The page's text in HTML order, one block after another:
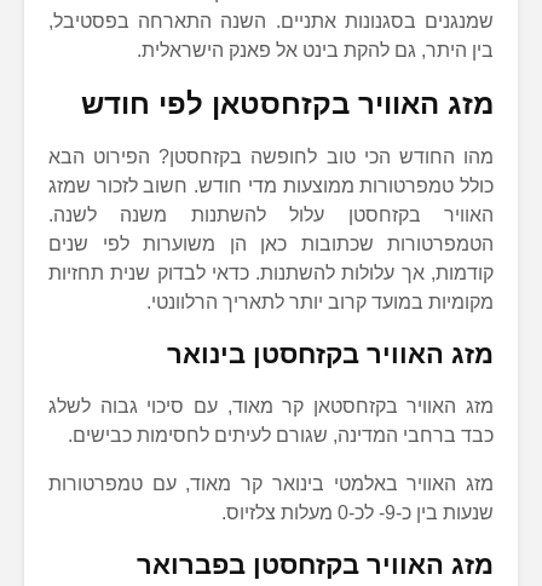
שמנגנים בסגנונות אתניים. השנה התארחה בפסטיבל,
בין היתר, גם להקת בינט אל פאנק הישראלית.
מזג האוויר בקזחסטאן לפי חודש
מהו החודש הכי טוב לחופשה בקזחסטן? הפירוט הבא
כולל טמפרטורות ממוצעות מדי חודש. חשוב לזכור שמזג
האוויר בקזחסטן עלול להשתנות משנה לשנה.
הטמפרטורות שכתובות כאן הן משוערות לפי שנים
קודמות, אך עלולות להשתנות. כדאי לבדוק שנית תחזיות
מקומיות במועד קרוב יותר לתאריך הרלוונטי.
מזג האוויר בקזחסטן בינואר
מזג האוויר בקזחסטאן קר מאוד, עם סיכוי גבוה לשלג
כבד ברחבי המדינה, שגורם לעיתים לחסימות כבישים.
מזג האוויר באלמטי בינואר קר מאוד, עם טמפרטורות
שנעות בין כ-9- לכ-0 מעלות צלזיוס.
מזג האוויר בקזחסטן בפברואר